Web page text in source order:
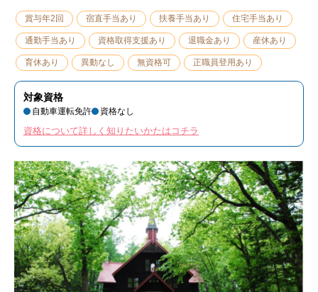
賞与年2回 宿直手当あり 扶養手当あり 住宅手当あり
通勤手当あり 資格取得支援あり 退職金あり 産休あり
育休あり 異動なし 無資格可 正職員登用あり
対象資格
自動車運転免許 資格なし
資格について詳しく知りたいかたはコチラ